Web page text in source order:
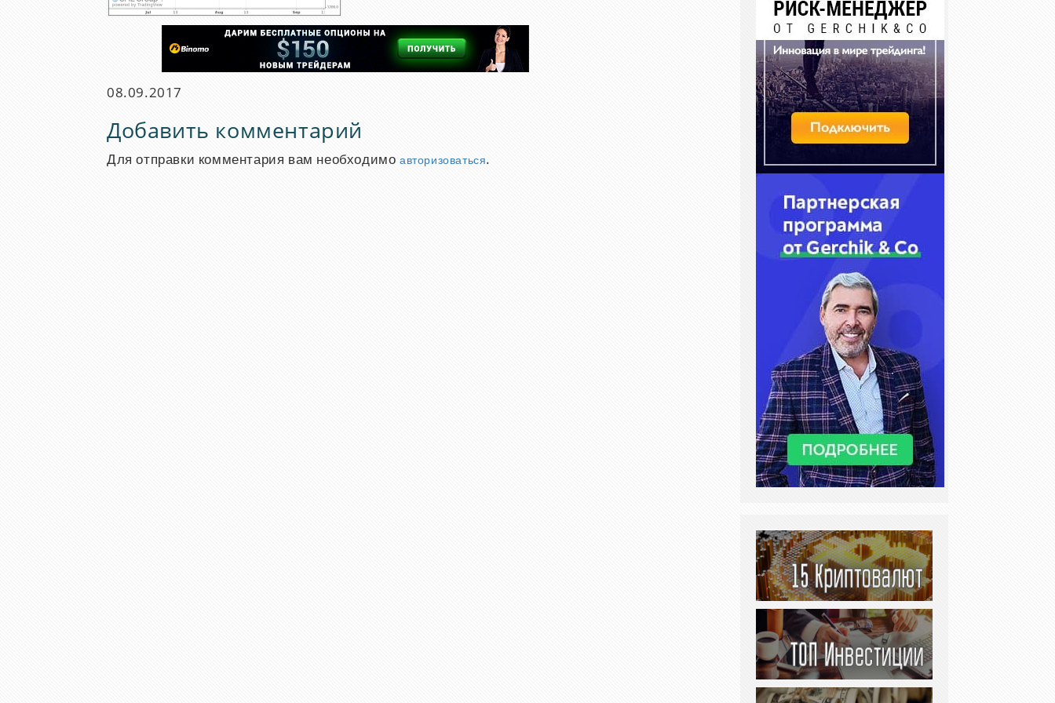
08.09.2017
Добавить комментарий
Для отправки комментария вам необходимо авторизоваться.